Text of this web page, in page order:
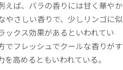
えば、バラの香りには甘く華やか
やさしい香りで、少しリンゴに似
ックス効果があるといわれてい
でフレッシュでクールな香りがす
高めるともいわれている。